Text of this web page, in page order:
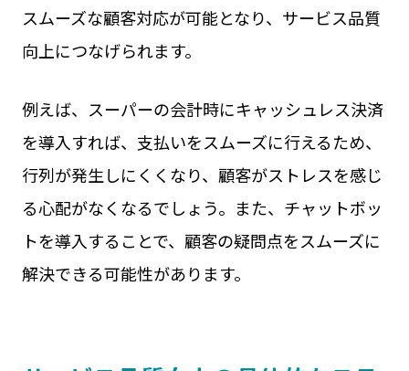
スムーズな顧客対応が可能となり、サービス品質
向上につなげられます。
例えば、スーパーの会計時にキャッシュレス決済
を導入すれば、支払いをスムーズに行えるため、
行列が発生しにくくなり、顧客がストレスを感じ
る心配がなくなるでしょう。また、チャットボッ
トを導入することで、顧客の疑問点をスムーズに
解決できる可能性があります。